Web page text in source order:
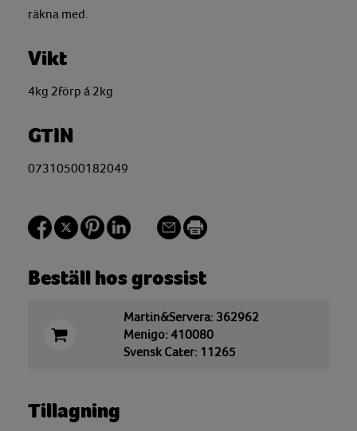
räkna med.
Vikt
4kg 2förp á 2kg
GTIN
07310500182049
Beställ hos grossist
Martin&Servera: 362962
Menigo: 410080
Svensk Cater: 11265
Tillagning